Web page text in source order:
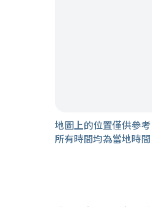
地圖上的位置僅供參考
所有時間均為當地時